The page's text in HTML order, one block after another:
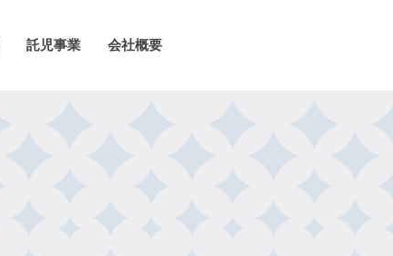
託児事業 会社概要